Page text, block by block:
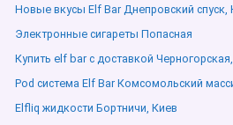
Новые вкусы Elf Bar Днепровский спуск,
Электронные сигареты Попасная
Купить elf bar с доставкой
Pod система Elf Bar Комсомольский
Elfliq жидкости Бортничи, Киев